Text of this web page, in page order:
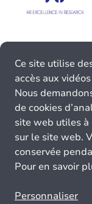
Ce site utilise
accès aux
Nous
de cookies
site web utiles à
sur le site web.
conservée
Pour en savoir
Personnaliser